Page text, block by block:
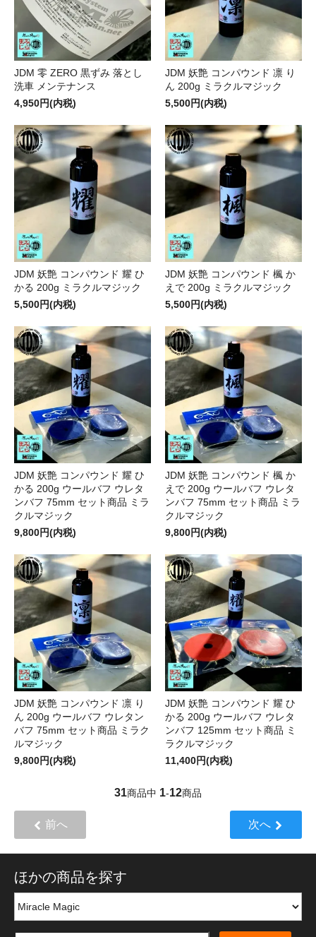
JDM 零 ZERO 黒ずみ 落とし
洗車 メンテナンス
4,950円(内税)
JDM 妖艶 コンパウンド 凛 り
ん 200g ミラクルマジック
5,500円(内税)
JDM 妖艶 コンパウンド 耀 ひ
かる 200g ミラクルマジック
5,500円(内税)
JDM 妖艶 コンパウンド 楓 か
えで 200g ミラクルマジック
5,500円(内税)
JDM 妖艶 コンパウンド 耀 ひ
かる 200g ウールバフ ウレタ
ンバフ 75mm セット商品 ミラ
クルマジック
9,800円(内税)
JDM 妖艶 コンパウンド 楓 か
えで 200g ウールバフ ウレタ
ンバフ 75mm セット商品 ミラ
クルマジック
9,800円(内税)
JDM 妖艶 コンパウンド 凛 り
ん 200g ウールバフ ウレタン
バフ 75mm セット商品 ミラク
ルマジック
9,800円(内税)
JDM 妖艶 コンパウンド 耀 ひ
かる 200g ウールバフ ウレタ
ンバフ 125mm セット商品 ミ
ラクルマジック
11,400円(内税)
31商品中 1-12商品
前へ 次へ
ほかの商品を探す